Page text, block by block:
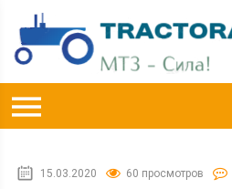
15.03.2020 60 просмотров